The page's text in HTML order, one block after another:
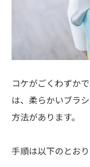
コケがごくわずか
は、柔らかいブラ
方法があります。
手順は以下のとおり